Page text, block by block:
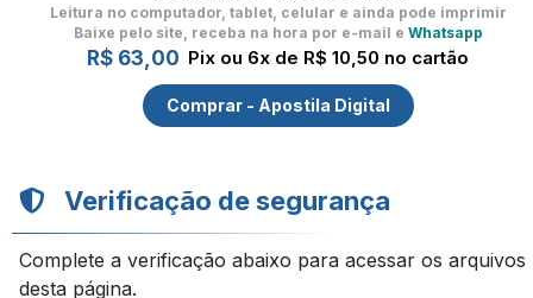
Leitura no computador, tablet, celular e ainda pode imprimir
Baixe pelo site, receba na hora por e-mail e Whatsapp
R$ 63,00 Pix ou 6x de R$ 10,50 no cartão
Comprar - Apostila Digital
Verificação de segurança
Complete a verificação abaixo para acessar os arquivos
desta página.